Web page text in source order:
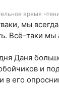
время
мы
Всё-таки мы
Даня
и
в его